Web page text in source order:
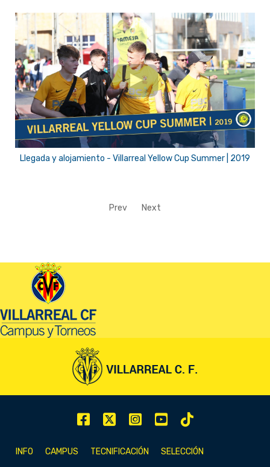
Llegada y alojamiento - Villarreal Yellow Cup Summer | 2019
Prev Next
INFO CAMPUS TECNIFICACIÓN SELECCIÓN